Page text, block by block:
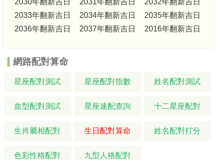
2030年翻新吉日
2031年翻新吉日
2032年翻新吉日
2033年翻新吉日
2034年翻新吉日
2035年翻新吉日
2036年翻新吉日
2037年翻新吉日 2016年翻新吉日
網路配對算命
星座配對測試 星座配對指數 姓名配對測試
血型配對測試 星座速配查詢 十二星座配對
生肖屬相配對 生日配對算命 姓名配對打分
色彩性格配對 九型人格配對